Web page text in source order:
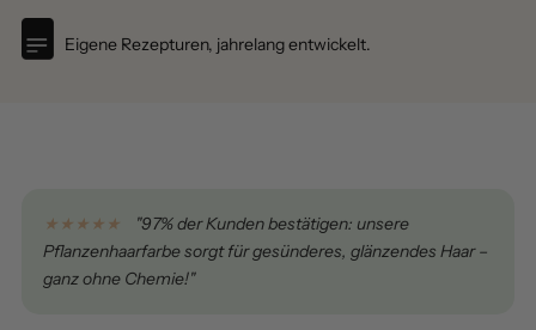
Eigene Rezepturen, jahrelang entwickelt.
★★★★★
"97% der Kunden bestätigen: unsere
Pflanzenhaarfarbe sorgt für gesünderes, glänzendes Haar –
ganz ohne Chemie!"